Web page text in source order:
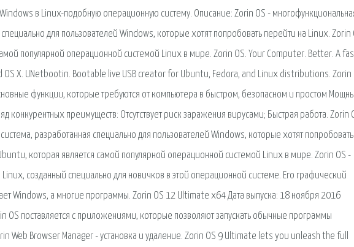
в Linux-подобную операционную систему. Описание: Zorin OS -
для пользователей Windows, которые хотят попробовать перейти на Linux. Zorin
популярной операционной системой Linux в мире. Zorin OS. Your Computer. Better. A
X. UNetbootin. Bootable live USB creator for Ubuntu, Fedora, and Linux distributions. Zorin
функции, которые требуются от компьютера в быстром, безопасном и простом
конкурентных преимуществ: Отсутствует риск заражения вирусами; Быстрая работа. Zorin
разработанная специально для пользователей Windows, которые хотят попробовать
которая является самой популярной операционной системой Linux в мире. Zorin OS -
созданный специально для новичков в этой операционной системе. Его графический
Windows, а многие программы. Zorin OS 12 Ultimate x64 Дата выпуска: 18 ноября 2016
OS поставляется с приложениями, которые позволяют запускать обычные программы
Web Browser Manager - установка и удаление. Zorin OS 9 Ultimate lets you unleash the full